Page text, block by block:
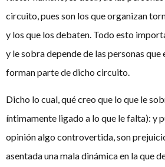
circuito, pues son los que organizan
y los que los debaten. Todo esto
y le sobra depende de las personas que
forman parte de dicho circuito.
Dicho lo cual, qué creo que lo que le
íntimamente ligado a lo que le falta): y
opinión algo controvertida, son
asentada una mala dinámica en la que